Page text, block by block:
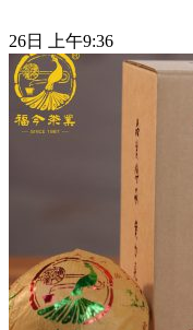
26日 上午9:36